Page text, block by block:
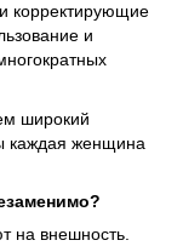
корректирующие
и
широкий
каждая женщина
на внешность.